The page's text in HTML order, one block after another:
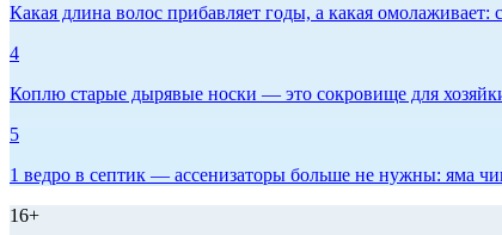
Какая длина волос прибавляет годы, а какая
4
Коплю старые дырявые носки — это сокровище для
5
1 ведро в септик — ассенизаторы больше не нужны: яма
16+